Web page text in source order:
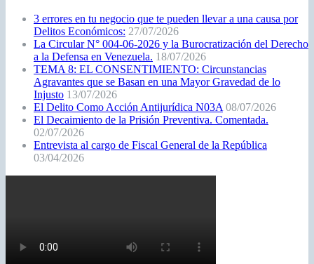
3 errores en tu negocio que te pueden llevar a una causa por
Delitos Económicos: 27/07/2026
La Circular N° 004-06-2026 y la Burocratización del Derecho
a la Defensa en Venezuela. 18/07/2026
TEMA 8: EL CONSENTIMIENTO: Circunstancias
Agravantes que se Basan en una Mayor Gravedad de lo
Injusto 13/07/2026
El Delito Como Acción Antijurídica N03A 08/07/2026
El Decaimiento de la Prisión Preventiva. Comentada.
02/07/2026
Entrevista al cargo de Fiscal General de la República
03/04/2026